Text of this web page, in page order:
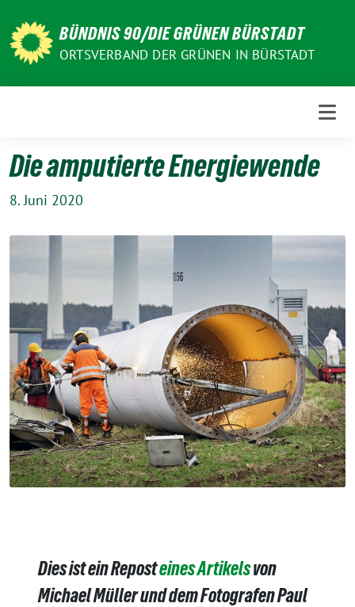
zum
Inhalt
BÜNDNIS 90/DIE GRÜNEN BÜRSTADT
ORTSVERBAND DER GRÜNEN IN BÜRSTADT
Die amputierte Energiewende
8. Juni 2020
Dies ist ein Reposteines Artikelsvon
Michael Müller und dem Fotografen Paul